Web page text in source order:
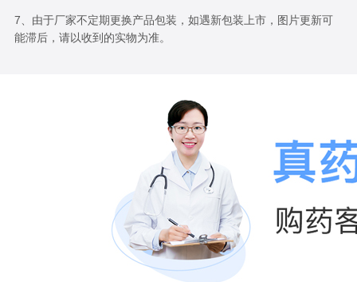
7、由于厂家不定期更换产品包装，如遇新包装上市，图片更新可
能滞后，请以收到的实物为准。